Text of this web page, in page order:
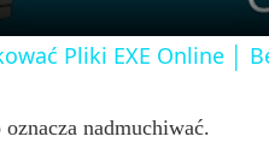
y
Pliki EXE Online │
oznacza nadmuchiwać.